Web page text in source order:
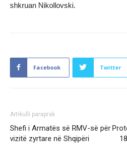
shkruan Nikollovski.
Facebook Twitter
Artikulli paraprak
Shefi i Armatës së RMV-së për
vizitë zyrtare në Shqipëri